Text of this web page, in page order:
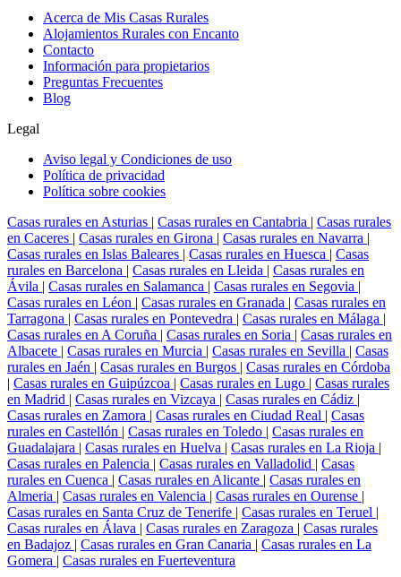
Acerca de Mis Casas Rurales
Alojamientos Rurales con Encanto
Contacto
Información para propietarios
Preguntas Frecuentes
Blog
Legal
Aviso legal y Condiciones de uso
Política de privacidad
Política sobre cookies
Casas rurales en Asturias | Casas rurales en Cantabria | Casas rurales
en Caceres | Casas rurales en Girona | Casas rurales en Navarra |
Casas rurales en Islas Baleares | Casas rurales en Huesca | Casas
rurales en Barcelona | Casas rurales en Lleida | Casas rurales en
Ávila | Casas rurales en Salamanca | Casas rurales en Segovia |
Casas rurales en Léon | Casas rurales en Granada | Casas rurales en
Tarragona | Casas rurales en Pontevedra | Casas rurales en Málaga |
Casas rurales en A Coruña | Casas rurales en Soria | Casas rurales en
Albacete | Casas rurales en Murcia | Casas rurales en Sevilla | Casas
rurales en Jaén | Casas rurales en Burgos | Casas rurales en Córdoba
| Casas rurales en Guipúzcoa | Casas rurales en Lugo | Casas rurales
en Madrid | Casas rurales en Vizcaya | Casas rurales en Cádiz |
Casas rurales en Zamora | Casas rurales en Ciudad Real | Casas
rurales en Castellón | Casas rurales en Toledo | Casas rurales en
Guadalajara | Casas rurales en Huelva | Casas rurales en La Rioja |
Casas rurales en Palencia | Casas rurales en Valladolid | Casas
rurales en Cuenca | Casas rurales en Alicante | Casas rurales en
Almeria | Casas rurales en Valencia | Casas rurales en Ourense |
Casas rurales en Santa Cruz de Tenerife | Casas rurales en Teruel |
Casas rurales en Álava | Casas rurales en Zaragoza | Casas rurales
en Badajoz | Casas rurales en Gran Canaria | Casas rurales en La
Gomera | Casas rurales en Fuerteventura